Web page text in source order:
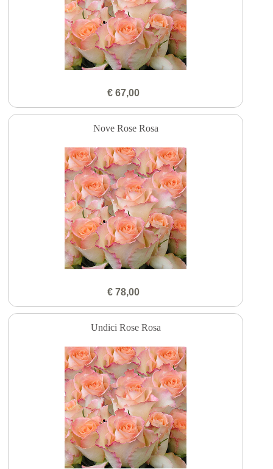
€ 67,00
Nove Rose Rosa
€ 78,00
Undici Rose Rosa